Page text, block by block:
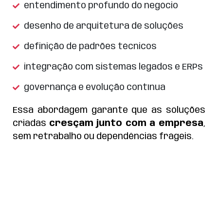
entendimento profundo do negócio
desenho de arquitetura de soluções
definição de padrões técnicos
integração com sistemas legados e ERPs
governança e evolução contínua
Essa abordagem garante que as soluções
criadas cresçam junto com a empresa,
sem retrabalho ou dependências frágeis.